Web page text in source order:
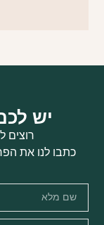
יש
רוצים
כתבו לנו את